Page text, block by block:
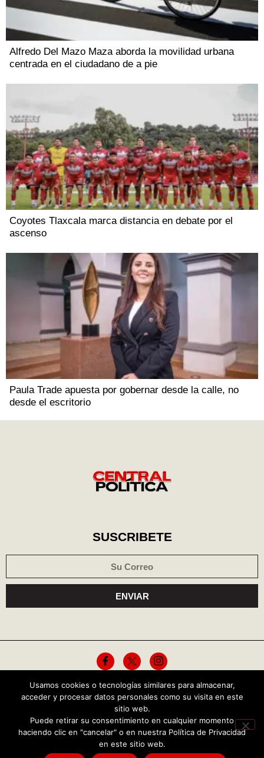
Alfredo Del Mazo Maza aborda la movilidad urbana
centrada en el ciudadano de a pie
Coyotes Tlaxcala marca distancia en debate por el
ascenso
Paula Trade apuesta por gobernar desde la calle, no
desde el escritorio
SUSCRIBETE
ENVIAR
Copyright © 2026 Central Política
Política de cookies Aviso de privacidad
TENDENCIAS HOY
Usamos cookies o tecnologías similares para almacenar,
acceder y procesar datos personales como su visita en este
sitio web.
Puede retirar su consentimiento en cualquier momento
haciendo clic en "cancelar" o en nuestra Política de Privacidad
en este sitio web.